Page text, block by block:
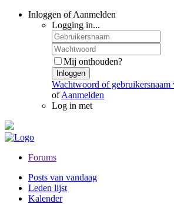
Inloggen of Aanmelden
Logging in...
Mij onthouden?
Inloggen
Wachtwoord of gebruikersnaam
ofAanmelden
Log in met
Forums
Posts van vandaag
Leden lijst
Kalender